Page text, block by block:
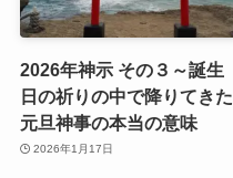
2026年神示 その３～誕生
日の祈りの中で降りてきた
元旦神事の本当の意味
2026年1月17日